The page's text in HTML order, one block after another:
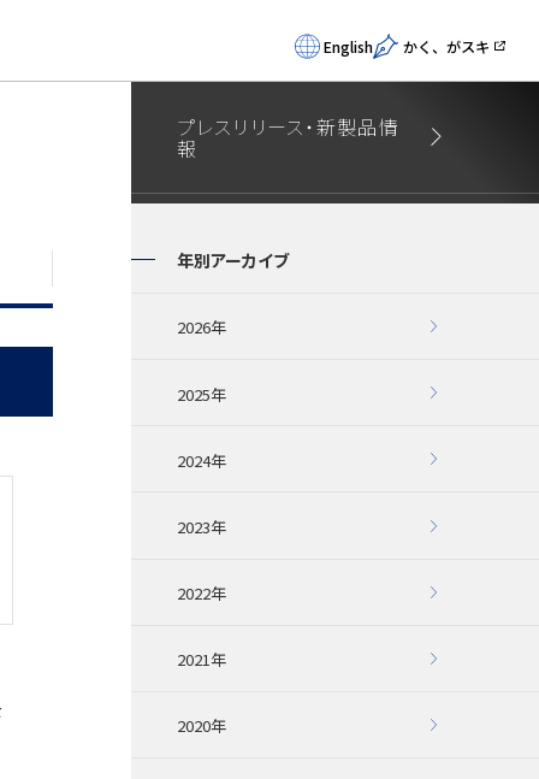
English かく、がスキ
プレスリリース・新製品情
報
年別アーカイブ
2026年
2025年
2024年
2023年
2022年
2021年
2020年